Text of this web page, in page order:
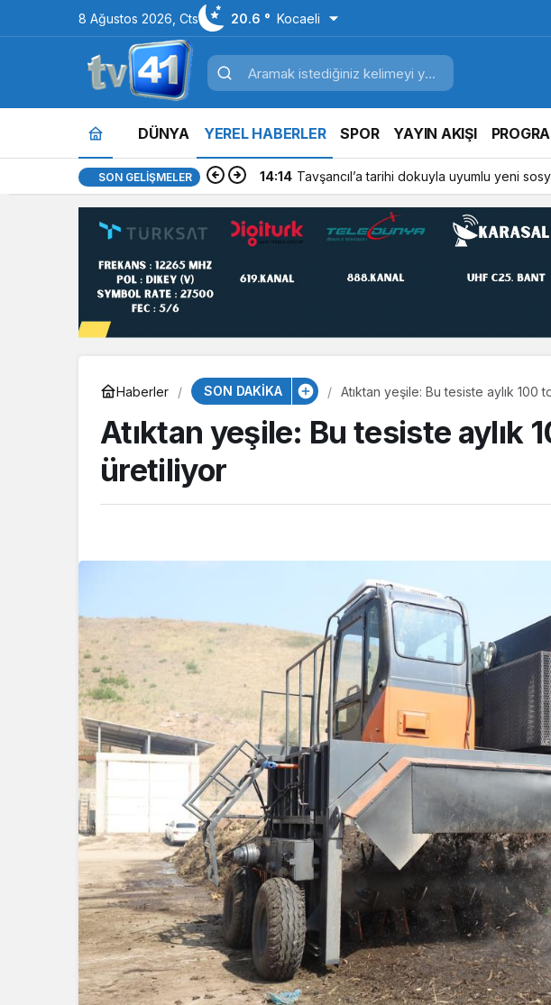
8 Ağustos 2026, Cts 20.6 ° Kocaeli
DÜNYA YEREL HABERLER SPOR YAYIN AKIŞI
SON GELIŞMELER 14:14 Tavşancıl’a tarihi dokuyla uyumlu yeni
Haberler SON DAKİKA Atıktan yeşile: Bu tesiste aylık 100
Atıktan yeşile: Bu tesiste aylık
üretiliyor
Çalıların arasına sıkışan
balıkçıl kuşun imdadına
itfaiye yetişti